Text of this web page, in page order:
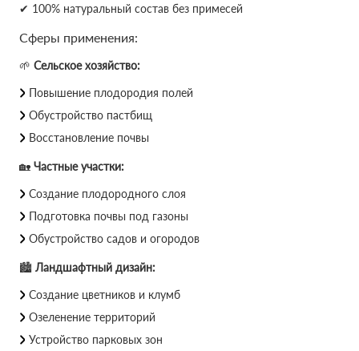
✔ 100% натуральный состав без примесей
Сферы применения:
🌱 Сельское хозяйство:
Повышение плодородия полей
Обустройство пастбищ
Восстановление почвы
🏡 Частные участки:
Создание плодородного слоя
Подготовка почвы под газоны
Обустройство садов и огородов
🏙 Ландшафтный дизайн:
Создание цветников и клумб
Озеленение территорий
Устройство парковых зон